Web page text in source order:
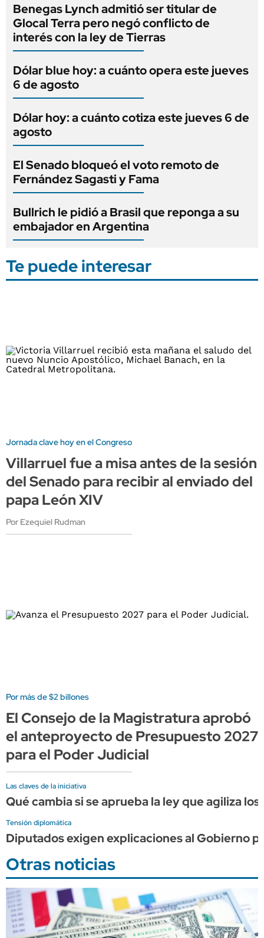
Benegas Lynch admitió ser titular de
Glocal Terra pero negó conflicto de
interés con la ley de Tierras
Dólar blue hoy: a cuánto opera este jueves
6 de agosto
Dólar hoy: a cuánto cotiza este jueves 6 de
agosto
El Senado bloqueó el voto remoto de
Fernández Sagasti y Fama
Bullrich le pidió a Brasil que reponga a su
embajador en Argentina
Te puede interesar
Jornada clave hoy en el Congreso
Villarruel fue a misa antes de la sesión
del Senado para recibir al enviado del
papa León XIV
Por Ezequiel Rudman
Por más de $2 billones
El Consejo de la Magistratura aprobó
el anteproyecto de Presupuesto 2027
para el Poder Judicial
Las claves de la iniciativa
Qué cambia si se aprueba la ley que agiliza
Tensión diplomática
Diputados exigen explicaciones al Gobierno
Otras noticias